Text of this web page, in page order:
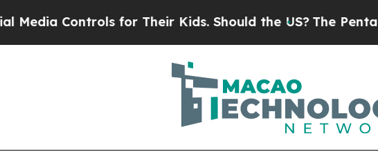
Controls for Their Kids. Should the US?The Pentagon